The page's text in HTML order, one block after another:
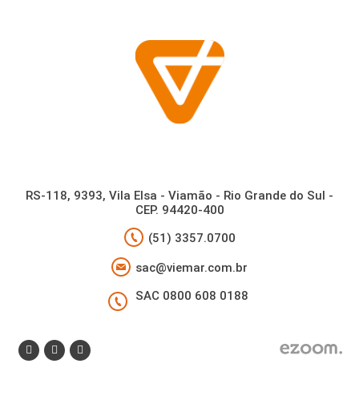
RS-118, 9393, Vila Elsa - Viamão - Rio Grande do Sul -
CEP. 94420-400
(51) 3357.0700
sac@viemar.com.br
SAC 0800 608 0188